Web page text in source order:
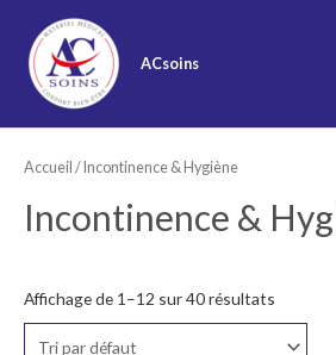
ACsoins
Accueil / Incontinence & Hygiène
Incontinence &
Affichage de 1–12 sur 40 résultats